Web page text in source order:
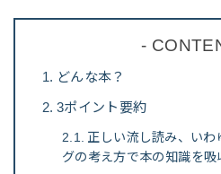
-
どんな本？
3ポイント要約
正しい流し読み、い
グの考え方で本の知識を吸